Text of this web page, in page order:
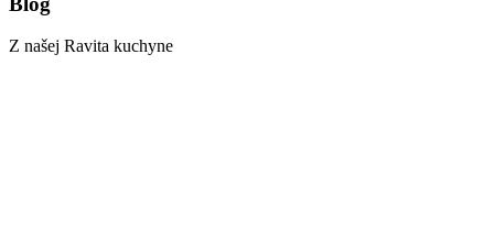
Z našej Ravita kuchyne